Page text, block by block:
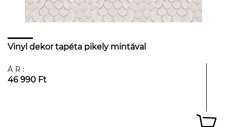
Vinyl dekor tapéta pikely mintával
ÁR:
46 990 Ft